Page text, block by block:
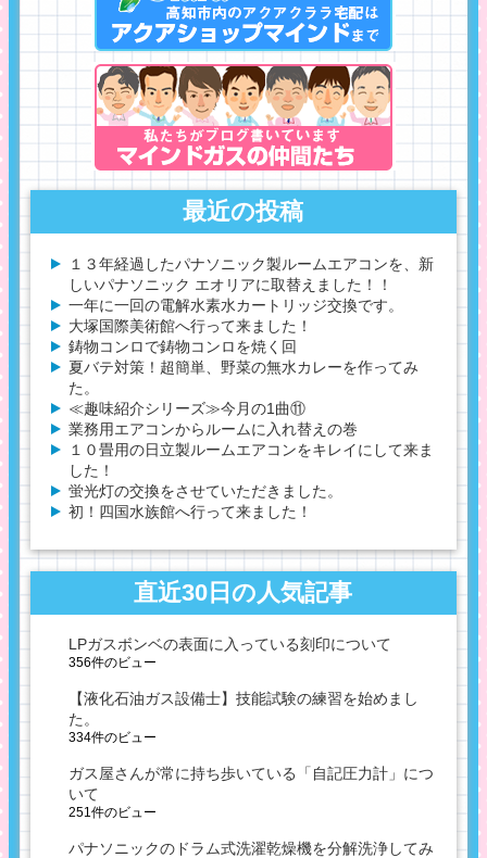
最近の投稿
１３年経過したパナソニック製ルームエアコンを、新
しいパナソニック エオリアに取替えました！！
一年に一回の電解水素水カートリッジ交換です。
大塚国際美術館へ行って来ました！
鋳物コンロで鋳物コンロを焼く回
夏バテ対策！超簡単、野菜の無水カレーを作ってみ
た。
≪趣味紹介シリーズ≫今月の1曲⑪
業務用エアコンからルームに入れ替えの巻
１０畳用の日立製ルームエアコンをキレイにして来ま
した！
蛍光灯の交換をさせていただきました。
初！四国水族館へ行って来ました！
直近30日の人気記事
LPガスボンベの表面に入っている刻印について
356件のビュー
【液化石油ガス設備士】技能試験の練習を始めまし
た。
334件のビュー
ガス屋さんが常に持ち歩いている「自記圧力計」につ
いて
251件のビュー
パナソニックのドラム式洗濯乾燥機を分解洗浄してみ